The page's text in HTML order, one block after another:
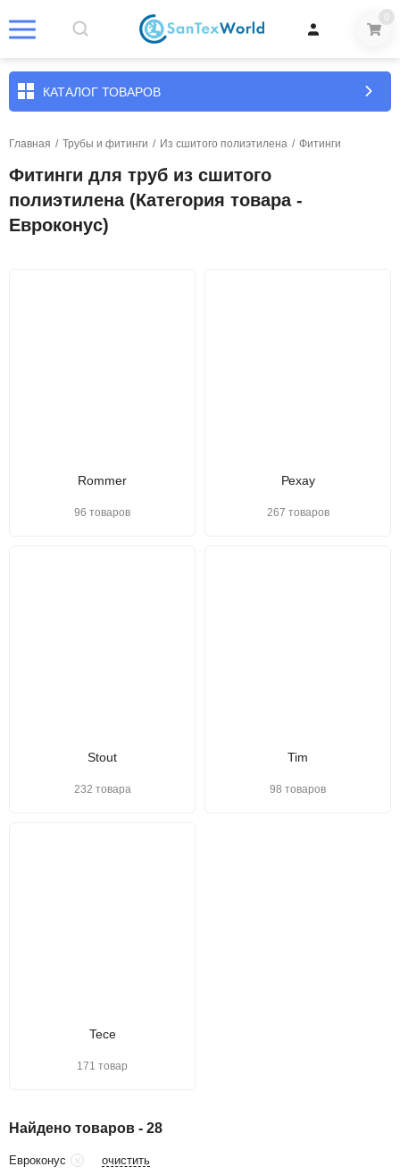
0
КАТАЛОГ ТОВАРОВ
Главная / Трубы и фитинги / Из сшитого полиэтилена / Фитинги
Фитинги для труб из сшитого
полиэтилена (Категория товара -
Евроконус)
Rommer
96 товаров
Рехау
267 товаров
Stout
232 товара
Tim
98 товаров
Tece
171 товар
Найдено товаров - 28
Евроконус очистить